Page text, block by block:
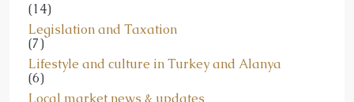
Legislation and Taxation
(7)
Lifestyle and culture in Turkey and Alanya
(6)
Local market news & updates
(11)